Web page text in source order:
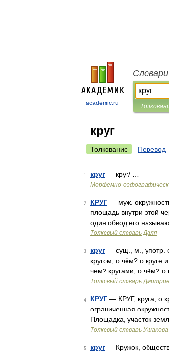
academic.ru
круг
Толкование Перевод
1 круг — круг/ …
Морфемно-
2 КРУГ — муж.
площадь внутри этой
один обвод его
Толковый словарь Даля
3 круг — сущ., м., употр.
кругом, о чём? о круге
чем? кругами, о чём? о
Толковый словарь
4 КРУГ — КРУГ, круга, о
ограниченная
Площадка, участок
Толковый словарь Ушакова
5 круг — Кружок,